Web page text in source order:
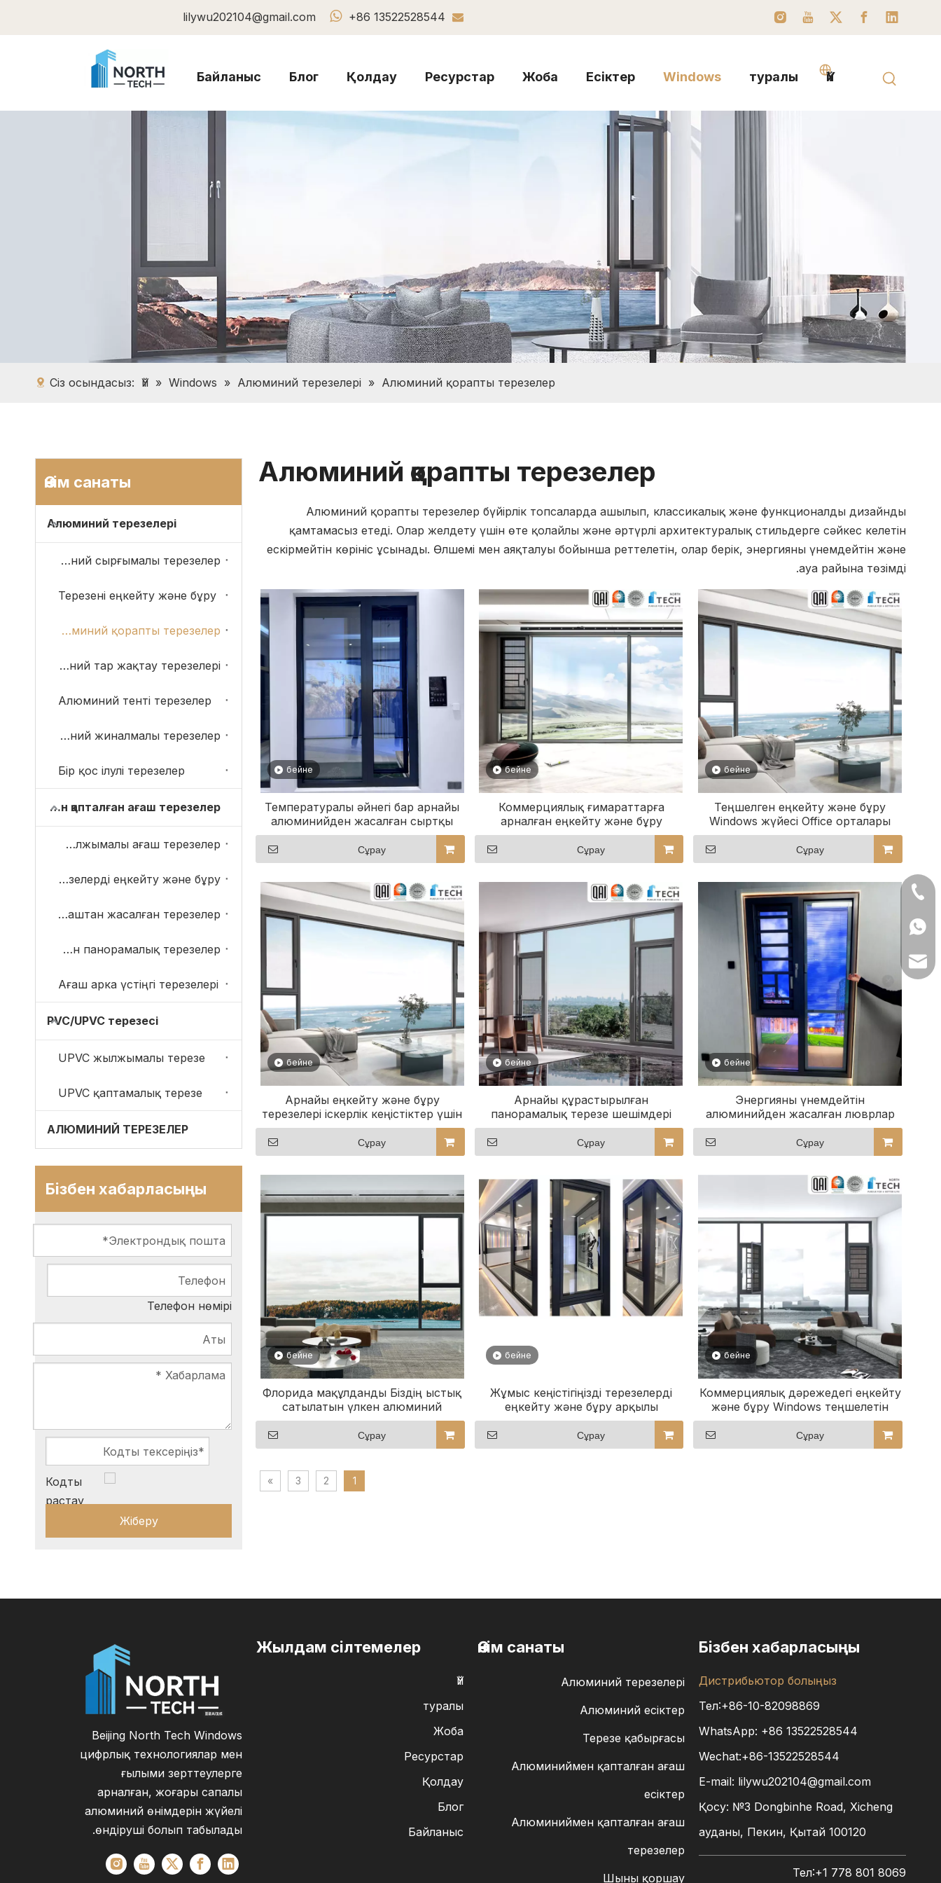

lilywu202104@gmail.com  +86 13522528544
Үй
туралы
Windows
Есіктер
Жоба
Ресурстар
Қолдау
Блог
Байланыс
Сіз осындасыз: Үй » Windows » Алюминий терезелері » Алюминий қорапты терезелер
Өнім санаты
Алюминий терезелері
Алюминий сырғымалы терезелер
Терезені еңкейту және бұру
Алюминий қорапты терезелер
Алюминий тар жақтау терезелері
Алюминий тенті терезелер
Алюминий жиналмалы терезелер
Бір қос ілулі терезелер
Алюминиймен қапталған ағаш терезелер
Жылжымалы ағаш терезелер
Ағаш терезелерді еңкейту және бұру
Ағаштан жасалған терезелер
Алюминиймен қапталған ағаштан жасалған панорамалық терезелер
Ағаш арка үстіңгі терезелері
PVC/UPVC терезесі
UPVC жылжымалы терезе
UPVC қаптамалық терезе
АЛЮМИНИЙ ТЕРЕЗЕЛЕР
Бізбен хабарласыңы
Телефон нөмірі
Жіберу
Алюминий қорапты терезелер
Алюминий қорапты терезелер бүйірлік топсаларда ашылып, классикалық және функционалды дизайнды
қамтамасыз етеді. Олар желдету үшін өте қолайлы және әртүрлі архитектуралық стильдерге сәйкес келетін
ескірмейтін көрініс ұсынады. Өлшемі мен аяқталуы бойынша реттелетін, олар берік, энергияны үнемдейтін және
ауа райына төзімді.
бейне
Теңшелген еңкейту және бұру
Windows жүйесі Office орталары
үшін тамаша
Сұрау
бейне
Коммерциялық ғимараттарға
арналған еңкейту және бұру
терезелері
Сұрау
бейне
Температуралы әйнегі бар арнайы
алюминийден жасалған сыртқы
ашылатын қаптамалық терезе
Сұрау
бейне
Энергияны үнемдейтін
алюминийден жасалған люврлар
терезелер мен есіктер
Сұрау
бейне
Арнайы құрастырылған
панорамалық терезе шешімдері
көріністі қайта анықтайды
Сұрау
бейне
Арнайы еңкейту және бұру
терезелері іскерлік кеңістіктер үшін
өте қолайлы
Сұрау
бейне
Коммерциялық дәрежедегі еңкейту
және бұру Windows теңшелетін
опциялары
Сұрау
бейне
Жұмыс кеңістігіңізді терезелерді
еңкейту және бұру арқылы
өзгертіңіз
Сұрау
бейне
Флорида мақұлданды Біздің ыстық
сатылатын үлкен алюминий
қаптамалы терезелерімізді
зерттеңіз
Сұрау
1
2
3
»
Beijing North Tech Windows
цифрлық технологиялар мен
ғылыми зерттеулерге
арналған, жоғары сапалы
алюминий өнімдерін жүйелі
өндіруші болып табылады.
+86-
+86
Жылдам сілтемелер
Үй
туралы
Жоба
Ресурстар
Қолдау
Блог
Байланыс
Өнім санаты
Алюминий терезелері
Алюминий есіктер
Терезе қабырғасы
Алюминиймен қапталған ағаш
есіктер
Алюминиймен қапталған ағаш
терезелер
Шыны қоршау
Бізбен хабарласыңы
Дистрибьютор болыңыз
Тел:+86-10-82098869
WhatsApp: +86 13522528544
Wechat:+86-13522528544
E-mail: lilywu202104@gmail.com
Қосу: №3 Dongbinhe Road, Xicheng
ауданы, Пекин, Қытай 100120
Тел:+1 778 801 8069